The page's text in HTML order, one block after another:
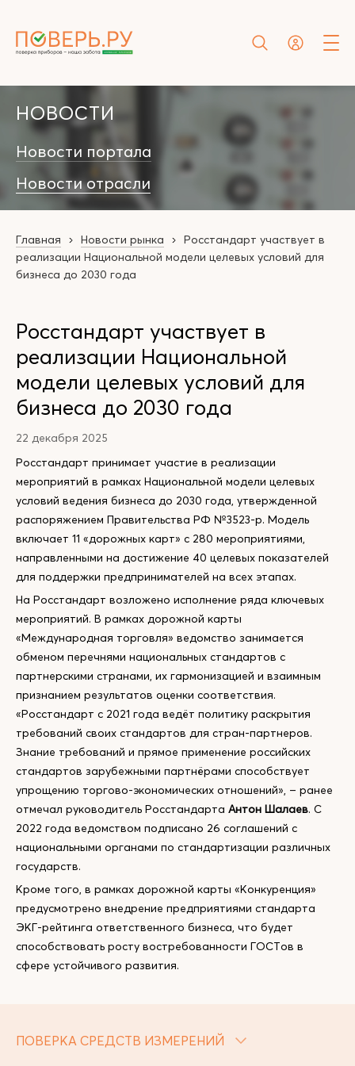
НОВОСТИ
Новости портала
Новости отрасли
Главная Новости рынка
Росстандарт участвует в
реализации Национальной модели целевых условий для
бизнеса до 2030 года
Росстандарт участвует в
реализации Национальной
модели целевых условий для
бизнеса до 2030 года
22 декабря 2025
Росстандарт принимает участие в реализации
мероприятий в рамках Национальной модели целевых
условий ведения бизнеса до 2030 года, утвержденной
распоряжением Правительства РФ №3523-р. Модель
включает 11 «дорожных карт» с 280 мероприятиями,
направленными на достижение 40 целевых показателей
для поддержки предпринимателей на всех этапах.
На Росстандарт возложено исполнение ряда ключевых
мероприятий. В рамках дорожной карты
«Международная торговля» ведомство занимается
обменом перечнями национальных стандартов с
партнерскими странами, их гармонизацией и взаимным
признанием результатов оценки соответствия.
«Росстандарт с 2021 года ведёт политику раскрытия
требований своих стандартов для стран-партнеров.
Знание требований и прямое применение российских
стандартов зарубежными партнёрами способствует
упрощению торгово-экономических отношений», – ранее
отмечал руководитель Росстандарта Антон Шалаев. С
2022 года ведомством подписано 26 соглашений с
национальными органами по стандартизации различных
государств.
Кроме того, в рамках дорожной карты «Конкуренция»
предусмотрено внедрение предприятиями стандарта
ЭКГ-рейтинга ответственного бизнеса, что будет
способствовать росту востребованности ГОСТов в
сфере устойчивого развития.
ПОВЕРКА СРЕДСТВ ИЗМЕРЕНИЙ